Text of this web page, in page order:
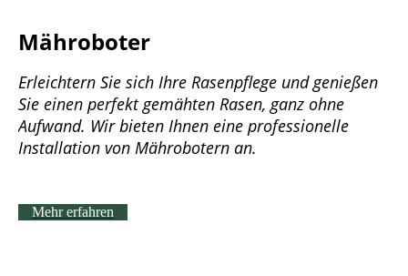
Mähroboter
Erleichtern Sie sich Ihre Rasenpflege und genießen
Sie einen perfekt gemähten Rasen, ganz ohne
Aufwand. Wir bieten Ihnen eine professionelle
Installation von Mährobotern an.
Mehr erfahren